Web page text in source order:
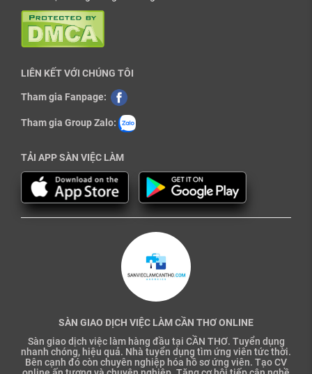
LIÊN KẾT VỚI CHÚNG TÔI
Tham gia Fanpage:
Tham gia Group Zalo:
TẢI APP SÀN VIỆC LÀM
SÀN GIAO DỊCH VIỆC LÀM CẦN THƠ ONLINE
Sàn giao dịch việc làm hàng đầu tại CẦN THƠ. Tuyển dụng
nhanh chóng, hiệu quả. Nhà tuyển dụng tìm ứng viên tức thời.
Bên cạnh đó còn chuyên nghiệp hóa hồ sơ ứng viên. Tạo CV